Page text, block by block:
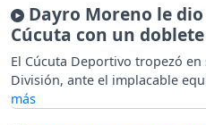
Dayro Moreno le
Cúcuta con un doblete
El Cúcuta Deportivo tropezó
División, ante el implacable